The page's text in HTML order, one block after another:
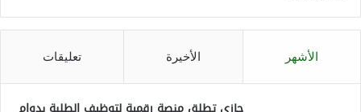
الأشهر الأخيرة تعليقات